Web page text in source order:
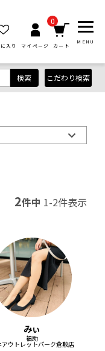
入り マイページ
0
カート
MENU
検索 こだわり検索
2件中 1-2件表示
みぃ
福助
アウトレットパーク倉敷店